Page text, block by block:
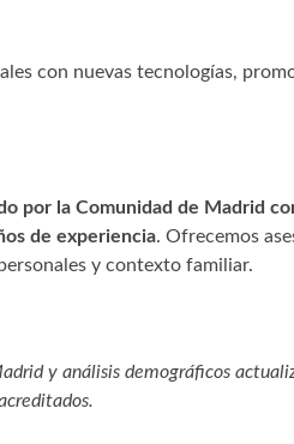
con nuevas tecnologías,
por la Comunidad de Madrid
de experiencia. Ofrecemos
y contexto familiar.
y análisis demográficos